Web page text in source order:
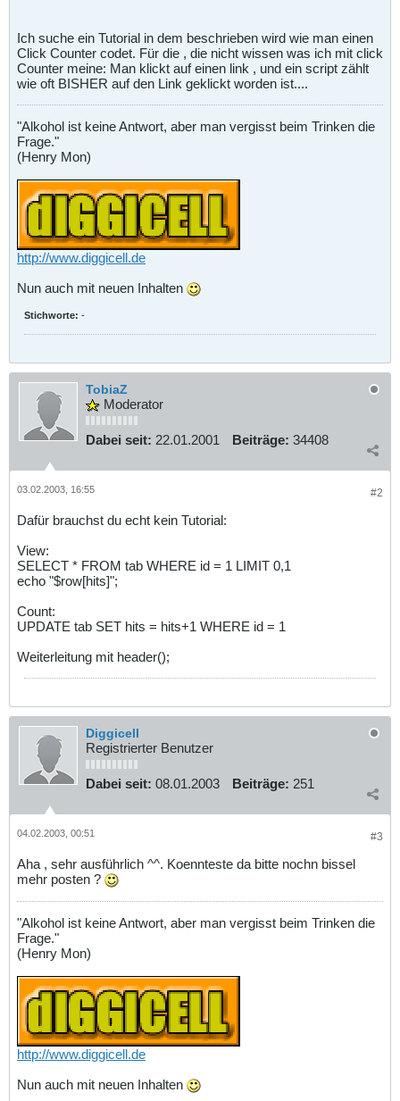
Ich suche ein Tutorial in dem beschrieben wird wie man einen
Click Counter codet. Für die , die nicht wissen was ich mit click
Counter meine: Man klickt auf einen link , und ein script zählt
wie oft BISHER auf den Link geklickt worden ist....
"Alkohol ist keine Antwort, aber man vergisst beim Trinken die
Frage."
(Henry Mon)
http://www.diggicell.de
Nun auch mit neuen Inhalten
Stichworte: -
TobiaZ
Moderator
Dabei seit: 22.01.2001 Beiträge: 34408
#2
03.02.2003, 16:55
Dafür brauchst du echt kein Tutorial:
View:
SELECT * FROM tab WHERE id = 1 LIMIT 0,1
echo "$row[hits]";
Count:
UPDATE tab SET hits = hits+1 WHERE id = 1
Weiterleitung mit header();
Diggicell
Registrierter Benutzer
Dabei seit: 08.01.2003 Beiträge: 251
#3
04.02.2003, 00:51
Aha , sehr ausführlich ^^. Koennteste da bitte nochn bissel
mehr posten ?
"Alkohol ist keine Antwort, aber man vergisst beim Trinken die
Frage."
(Henry Mon)
http://www.diggicell.de
Nun auch mit neuen Inhalten